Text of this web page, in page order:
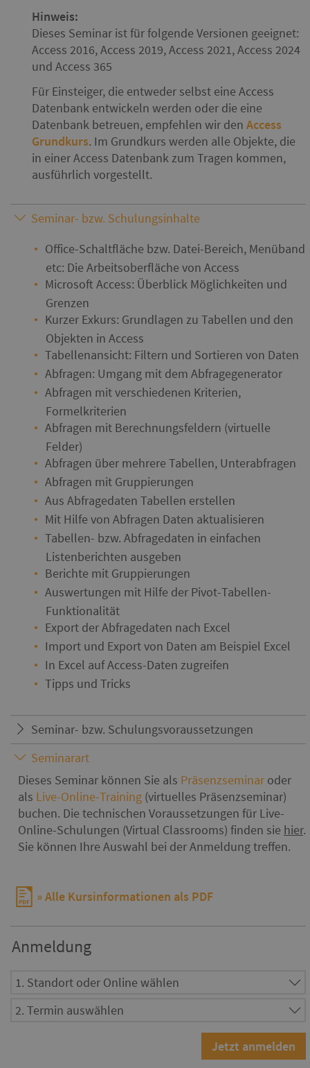
Hinweis:
Dieses Seminar ist für folgende Versionen geeignet:
Access 2016, Access 2019, Access 2021, Access 2024
und Access 365
Für Einsteiger, die entweder selbst eine Access
Datenbank entwickeln werden oder die eine
Datenbank betreuen, empfehlen wir den Access
Grundkurs. Im Grundkurs werden alle Objekte, die
in einer Access Datenbank zum Tragen kommen,
ausführlich vorgestellt.
Seminar- bzw. Schulungsinhalte
Office-Schaltfläche bzw. Datei-Bereich, Menüband
etc: Die Arbeitsoberfläche von Access
Microsoft Access: Überblick Möglichkeiten und
Grenzen
Kurzer Exkurs: Grundlagen zu Tabellen und den
Objekten in Access
Tabellenansicht: Filtern und Sortieren von Daten
Abfragen: Umgang mit dem Abfragegenerator
Abfragen mit verschiedenen Kriterien,
Formelkriterien
Abfragen mit Berechnungsfeldern (virtuelle
Felder)
Abfragen über mehrere Tabellen, Unterabfragen
Abfragen mit Gruppierungen
Aus Abfragedaten Tabellen erstellen
Mit Hilfe von Abfragen Daten aktualisieren
Tabellen- bzw. Abfragedaten in einfachen
Listenberichten ausgeben
Berichte mit Gruppierungen
Auswertungen mit Hilfe der Pivot-Tabellen-
Funktionalität
Export der Abfragedaten nach Excel
Import und Export von Daten am Beispiel Excel
In Excel auf Access-Daten zugreifen
Tipps und Tricks
Seminar- bzw. Schulungsvoraussetzungen
Seminarart
Dieses Seminar können Sie als Präsenzseminar oder
als Live-Online-Training (virtuelles Präsenzseminar)
buchen. Die technischen Voraussetzungen für Live-
Online-Schulungen (Virtual Classrooms) finden sie hier.
Sie können Ihre Auswahl bei der Anmeldung treffen.
Alle Kursinformationen als PDF
Anmeldung